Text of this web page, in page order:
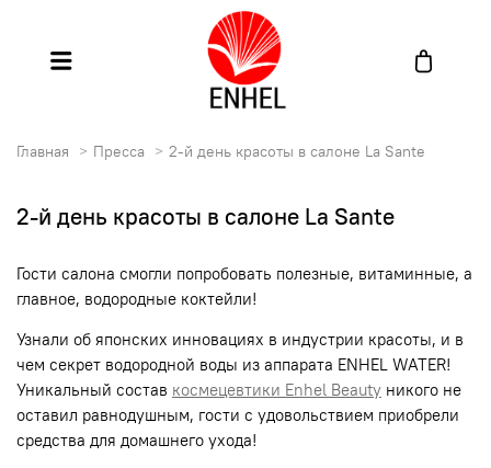
Главная Пресса 2-й день красоты в салоне La Sante
2-й день красоты в салоне La Sante
Гости салона смогли попробовать полезные, витаминные, а
главное, водородные коктейли!
Узнали об японских инновациях в индустрии красоты, и в
чем секрет водородной воды из аппарата ENHEL WATER!
Уникальный состав космецевтики Enhel Beauty никого не
оставил равнодушным, гости с удовольствием приобрели
средства для домашнего ухода!